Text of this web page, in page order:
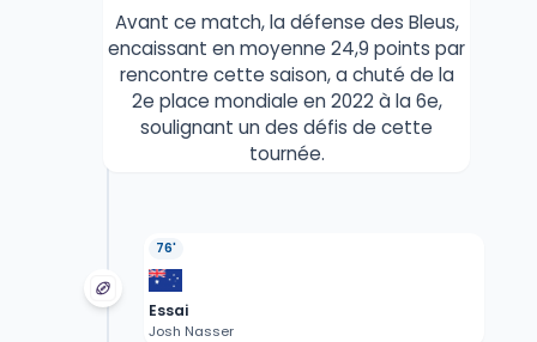
Avant ce match, la défense des Bleus,
encaissant en moyenne 24,9 points par
rencontre cette saison, a chuté de la
2e place mondiale en 2022 à la 6e,
soulignant un des défis de cette
tournée.
76'
Essai
Josh Nasser